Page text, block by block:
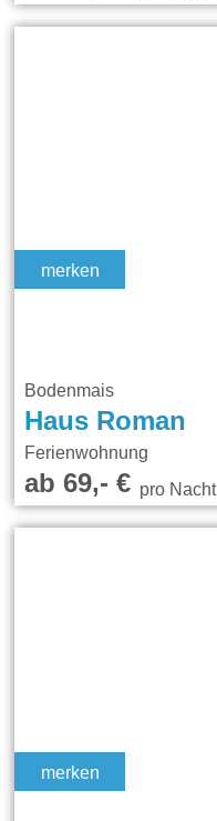
merken
Bodenmais
Haus Roman
Ferienwohnung
ab 69,- €pro Nacht
merken